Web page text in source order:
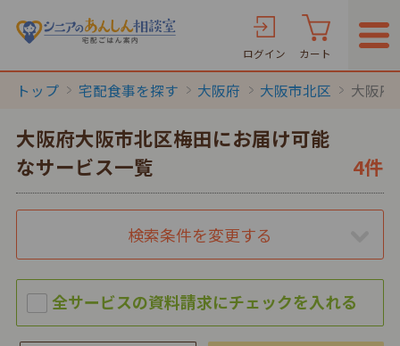
ログイン カート
トップ 宅配食事を探す 大阪府 大阪市北区 大阪府
大阪府大阪市北区梅田にお届け可能
なサービス一覧
4件
検索条件を変更する